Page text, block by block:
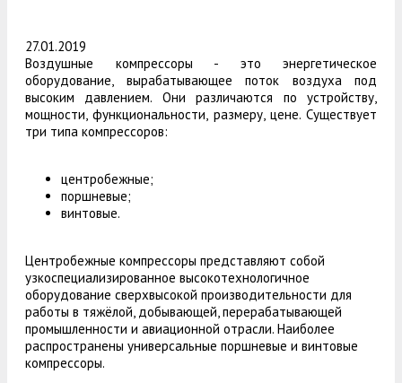
27.01.2019
Воздушные компрессоры - это энергетическое
оборудование, вырабатывающее поток воздуха под
высоким давлением. Они различаются по устройству,
мощности, функциональности, размеру, цене. Существует
три типа компрессоров:
центробежные;
поршневые;
винтовые.
Центробежные компрессоры представляют собой
узкоспециализированное высокотехнологичное
оборудование сверхвысокой производительности для
работы в тяжёлой, добывающей, перерабатывающей
промышленности и авиационной отрасли. Наиболее
распространены универсальные поршневые и винтовые
компрессоры.